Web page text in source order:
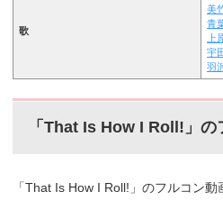
歌
美
青
上
宇
羽
「That Is How I Roll!」の
「That Is How I Roll!」のフルコン動